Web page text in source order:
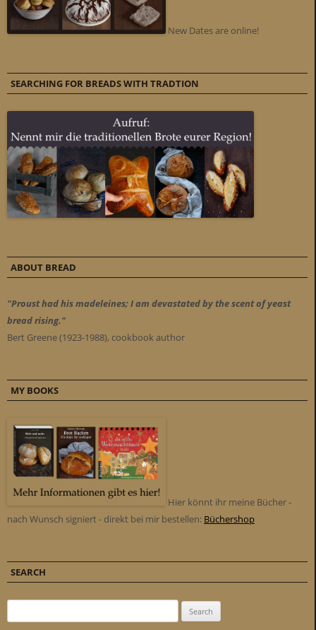
New Dates are online!
SEARCHING FOR BREADS WITH TRADTION
ABOUT BREAD
"Proust had his madeleines; I am devastated by the scent of yeast
bread rising."
Bert Greene (1923-1988), cookbook author
MY BOOKS
Hier könnt ihr meine Bücher -
nach Wunsch signiert - direkt bei mir bestellen: Büchershop
SEARCH